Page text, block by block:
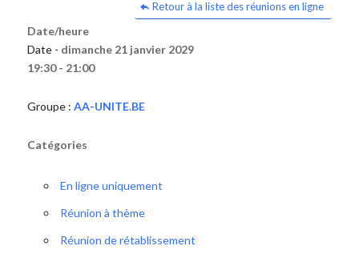
Retour à la liste des réunions en ligne
Date/heure
Date - dimanche 21 janvier 2029
19:30 - 21:00
Groupe : AA-UNITE.BE
Catégories
En ligne uniquement
Réunion à thème
Réunion de rétablissement